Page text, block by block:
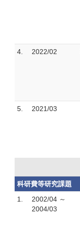
4. 2022/02
5. 2021/03
科研費等研究課題
1.
2002/04 ～
2004/03